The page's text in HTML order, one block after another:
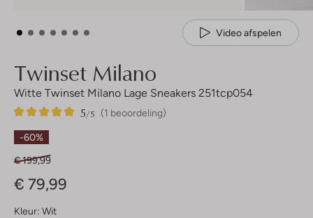
Video afspelen
Twinset Milano
Witte Twinset Milano Lage Sneakers 251tcp054
(1 beoordeling)
5/5
1
5
Sterren
-60%
€ 199,99
€ 79,99
Kleur: Wit